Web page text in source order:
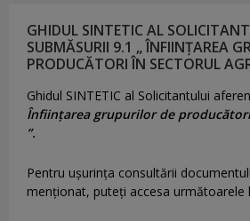
GHIDUL SINTETIC AL
SUBMĂSURII 9.1 „ ÎNFIINȚAREA
PRODUCĂTORI ÎN SECTORUL
Ghidul SINTETIC al Solicitantului
Înființarea grupurilor de
”.
Pentru uşurinţa consultării
menţionat, puteţi accesa următoarele